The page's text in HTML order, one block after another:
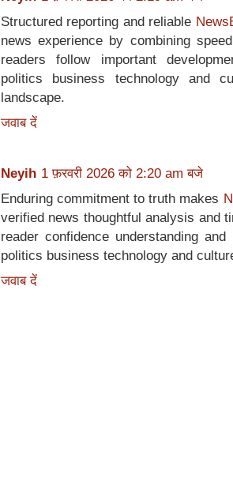
Structured reporting and reliable
news experience by combining
readers follow important
politics business technology and
landscape.
जवाब दें
Neyih 1 फ़रवरी 2026 को 2:20 am बजे
Enduring commitment to truth makes
verified news thoughtful analysis and
reader confidence understanding
politics business technology and
जवाब दें